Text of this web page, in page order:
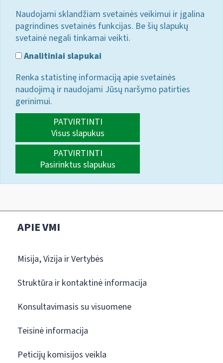
Naudojami sklandžiam svetainės veikimui ir įgalina
pagrindines svetainės funkcijas. Be šių slapukų
svetainė negali tinkamai veikti.
Analitiniai slapukai
Renka statistinę informaciją apie svetainės
naudojimą ir naudojami Jūsų naršymo patirties
gerinimui.
PATVIRTINTI
Visus slapukus
PATVIRTINTI
Pasirinktus slapukus
APIE VMI
Misija, Vizija ir Vertybės
Struktūra ir kontaktinė informacija
Konsultavimasis su visuomene
Teisinė informacija
Peticijų komisijos veikla